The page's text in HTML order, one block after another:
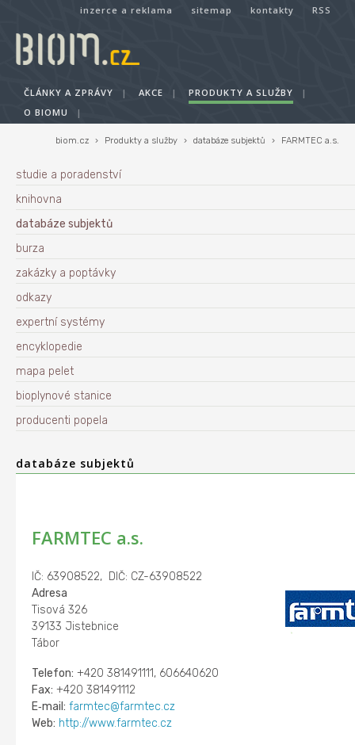
inzerce a reklama sitemap kontakty RSS
ČLÁNKY A ZPRÁVY | AKCE | PRODUKTY A SLUŽBY
|
O BIOMU
|
biom.cz › Produkty a služby › databáze subjektů › FARMTEC a.s.
studie a poradenství
knihovna
databáze subjektů
burza
zakázky a poptávky
odkazy
expertní systémy
encyklopedie
mapa pelet
bioplynové stanice
producenti popela
databáze subjektů
FARMTEC a.s.
IČ: 63908522, DIČ: CZ-63908522
Adresa
Tisová 326
39133 Jistebnice
Tábor
Telefon: +420 381491111, 606640620
Fax: +420 381491112
E‑mail: farmtec@farmtec.cz
Web: http://www.farmtec.cz